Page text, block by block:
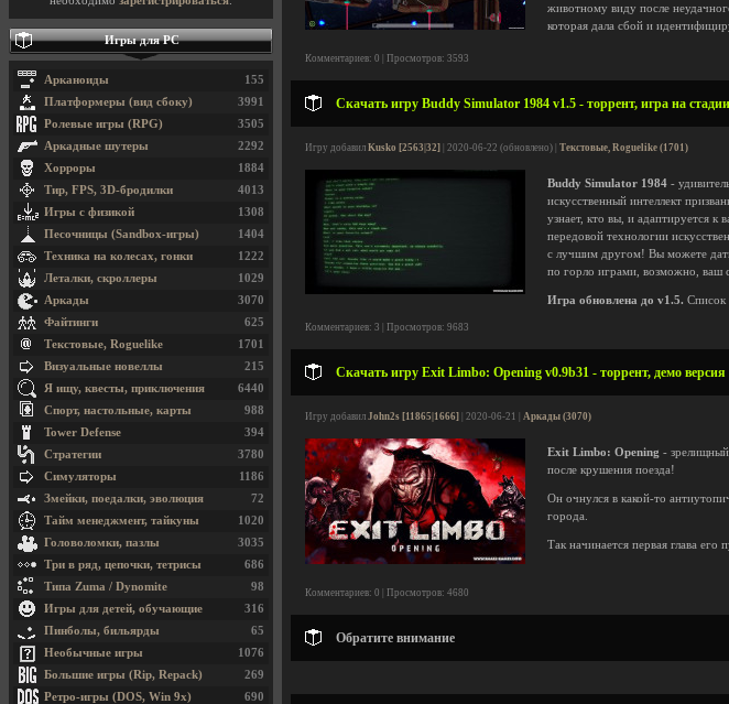
животному виду после
которая дала сбой и
Комментариев: 0 | Просмотров: 3593
Скачать игру Buddy Simulator 1984 v1.5 - торрент, игра на
Игру добавил Kusko [2563|32] | 2020-06-22 (обновлено) | Текстовые, Roguelike (1701)
Buddy Simulator 1984 -
искусственный интеллект
узнает, кто вы, и адаптируется
передовой технологии
с лучшим другом! Вы можете
по горло играми, возможно, ваш
Игра обновлена до v1.5. Список
Комментариев: 3 | Просмотров: 9683
Скачать игру Exit Limbo: Opening v0.9b31 - торрент, демо
Игру добавил John2s [11865|1666] | 2020-06-21 | Аркады (3070)
Exit Limbo: Opening -
после крушения поезда!
Он очнулся в какой-то
города.
Так начинается первая глава его
Комментариев: 0 | Просмотров: 4680
Обратите внимание
Игры для PC
155
Арканоиды
3991
Платформеры (вид сбоку)
3505
Ролевые игры (RPG)
2292
Аркадные шутеры
1884
Хорроры
4013
Тир, FPS, 3D-бродилки
1308
Игры с физикой
1404
Песочницы (Sandbox-игры)
1222
Техника на колесах, гонки
1029
Леталки, скроллеры
3070
Аркады
625
Файтинги
1701
Текстовые, Roguelike
215
Визуальные новеллы
6440
Я ищу, квесты, приключения
988
Спорт, настольные, карты
394
Tower Defense
3780
Стратегии
1186
Симуляторы
72
Змейки, поедалки, эволюция
1020
Тайм менеджмент, тайкуны
3035
Головоломки, пазлы
686
Три в ряд, цепочки, тетрисы
98
Типа Zuma / Dynomite
316
Игры для детей, обучающие
65
Пинболы, бильярды
1076
Необычные игры
269
Большие игры (Rip, Repack)
690
Ретро-игры (DOS, Win 9x)